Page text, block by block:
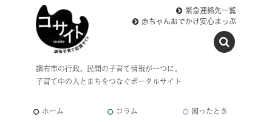
調布市の行政、民間の子育て情報が一つに。
子育て中の人とまちをつなぐポータルサイト
緊急連絡先一覧
赤ちゃんおでかけ安心まっぷ
ホーム コラム
困ったとき